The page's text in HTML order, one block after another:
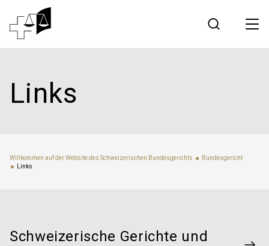
Bundesgericht
Links
Willkommen auf der Website des Schweizerischen Bundesgerichts
Bundesgericht
Links
Schweizerische Gerichte und